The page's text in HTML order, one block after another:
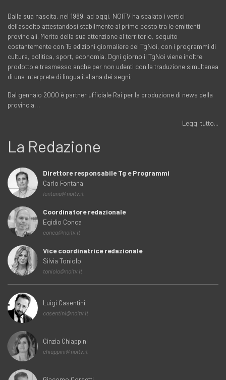
Dalla sua nascita, nel 1989, ad oggi, NOITV ha scalato i vertici
dell'ascolto attestandosi stabilmente al primo posto tra le emittenti
provinciali. Merito della sua attenzione al territorio, seguito
costantemente con 15 edizioni giornaliere del TgNoi, con i programmi di
cultura, politica, sport, economia. Ogni giorno il TgNoi viene inoltre
prodotto e trasmesso anche per non udenti con la traduzione simultanea
di una interprete di lingua italiana dei segni.
Dal gennaio 2000 è partner ufficiale Rai per la produzione di news della
provincia…
Leggi tutto...
La Redazione
Direttore responsabile Tg e Programmi
Carlo Fontana
fontana@noitv.it
Coordinatore redazionale
Egidio Conca
conca@noitv.it
Vice coordinatrice redazionale
Silvia Toniolo
toniolo@noitv.it
Luigi Casentini
casentini@noitv.it
Cinzia Chiappini
chiappini@noitv.it